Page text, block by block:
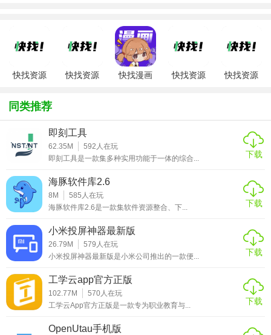
【快找资源app特色】
1. 智能搜索：支持关键词、模糊搜索等多种搜索方式，快速
2. 资源丰富：涵盖电子书、电影、音乐、软件、游戏等多种
类型资源，满足不同用户的不同需求。
3. 高速下载：支持多线程下载，提高下载速度，节省用户时
间。
插件，保障用户设备安全。
5. 界面简洁：采用简洁明了的界面设计，让用户操作更加便
捷。
【快找资源app内容】
1. 电子书：提供海量电子书资源，涵盖各类图书、小说、专
快找资源
版
快找资源
快找漫画
快找资源
快找资源
同类推荐
即刻工具
62.35M 592 人在玩
即刻工具是一款集多种实用功能于一体的综合...
下载
海豚软件库2.6
8M 585 人在玩
海豚软件库2.6是一款集软件资源整合、下...
下载
小米投屏神器最新版
26.79M 579 人在玩
小米投屏神器最新版是小米公司推出的一款便...
下载
工学云app官方正版
102.77M 570 人在玩
工学云App官方正版是一款专为职业教育与...
下载
OpenUtau手机版